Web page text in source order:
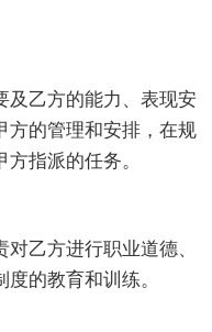
及乙方的能力、表现安
方的管理和安排，在规
指派的任务。
乙方进行职业道德、
的教育和训练。